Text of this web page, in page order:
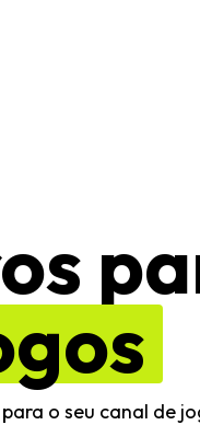
o seu canal de